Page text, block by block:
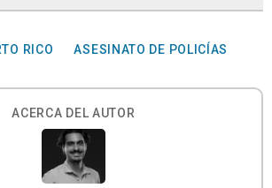
RICO
ASESINATO DE POLICÍAS
ACERCA DEL AUTOR